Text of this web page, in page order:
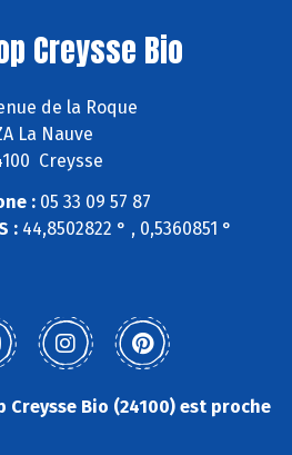
Creysse Bio
de la Roque
La Nauve
Creysse
:05 33 09 57 87
:44,8502822 ° , 0,5360851 °
Bio (24100) est proche